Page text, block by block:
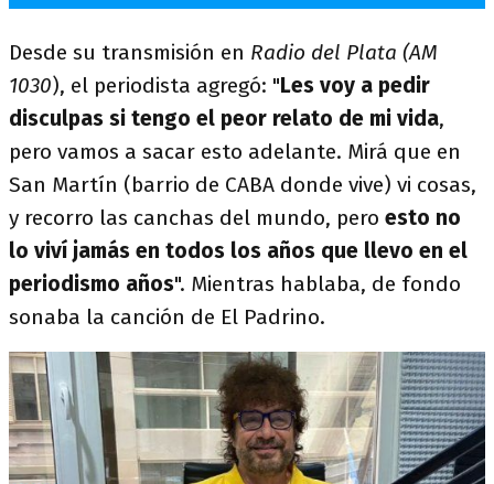
Desde su transmisión en Radio del Plata (AM
1030), el periodista agregó: "Les voy a pedir
disculpas si tengo el peor relato de mi vida,
pero vamos a sacar esto adelante. Mirá que en
San Martín (barrio de CABA donde vive) vi cosas,
y recorro las canchas del mundo, pero esto no
lo viví jamás en todos los años que llevo en el
periodismo años". Mientras hablaba, de fondo
sonaba la canción de El Padrino.